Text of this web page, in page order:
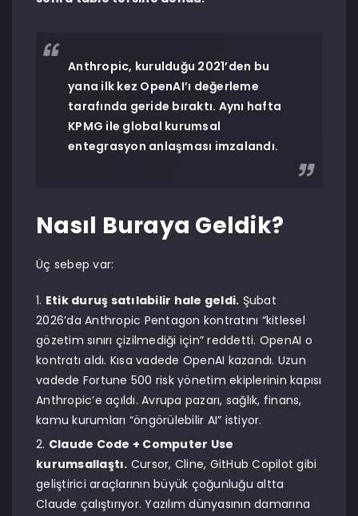
Anthropic, kurulduğu 2021’den bu
yana ilk kez OpenAI’ı değerleme
tarafında geride bıraktı. Aynı hafta
KPMG ile global kurumsal
entegrasyon anlaşması imzalandı.
Nasıl Buraya Geldik?
Üç sebep var:
Etik duruş satılabilir hale geldi. Şubat
2026’da Anthropic Pentagon kontratını “kitlesel
gözetim sınırı çizilmediği için” reddetti. OpenAI o
kontratı aldı. Kısa vadede OpenAI kazandı. Uzun
vadede Fortune 500 risk yönetim ekiplerinin kapısı
Anthropic’e açıldı. Avrupa pazarı, sağlık, finans,
kamu kurumları “öngörülebilir AI” istiyor.
Claude Code + Computer Use
kurumsallaştı. Cursor, Cline, GitHub Copilot gibi
geliştirici araçlarının büyük çoğunluğu altta
Claude çalıştırıyor. Yazılım dünyasının damarına